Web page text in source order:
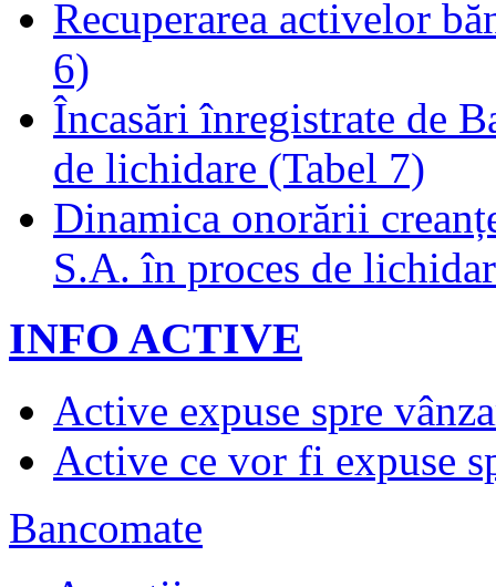
Recuperarea activelor
6)
Încasări înregistrate de
de lichidare (Tabel 7)
Dinamica onorării
S.A. în proces de
INFO ACTIVE
Active expuse spre
Active ce vor fi expuse
Bancomate